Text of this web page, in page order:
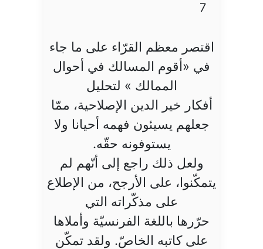
7
اقتصر معظم القرّاء على ما جاء
في «أقوم المسالك في أحوال
الممالك » لتحليل
أفكار خير الدين الإصلاحية، ممّا
جعلهم يسيئون فهمه أحيانا ولا
يستوفونه حقّه.
ولعل ذلك راجع إلى أنّهم لم
يتمكّنوا، على الأرجح، من الإطلاع
على مذكّراته التي
حرّرها باللغة الفرنسيّة وأملاها
على كاتبه الخاصّ. ولقد تمكّن